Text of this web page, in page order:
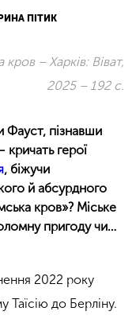
ПІТИК
– Харків: Віват,
2025 – 192 с.
Фауст, пізнавши
герої
, біжучи
й абсурдного
кров»? Міське
пригоду чи…
2022 року
Таїсію до Берліну.